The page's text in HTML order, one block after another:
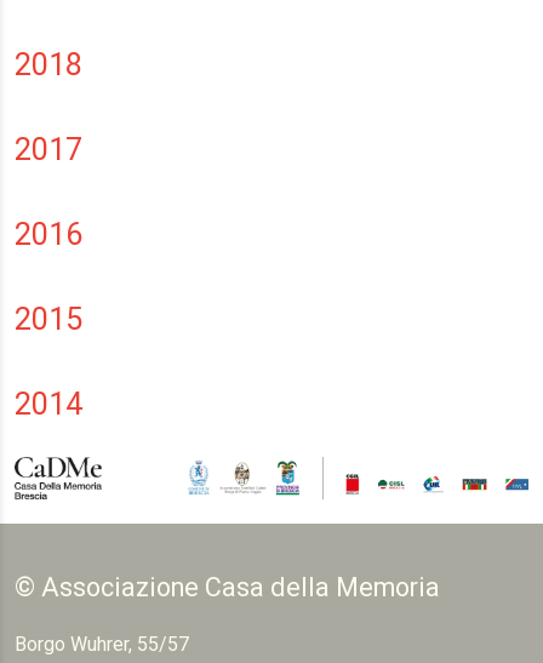
2018
2017
2016
2015
2014
© Associazione Casa della Memoria
Borgo Wuhrer, 55/57